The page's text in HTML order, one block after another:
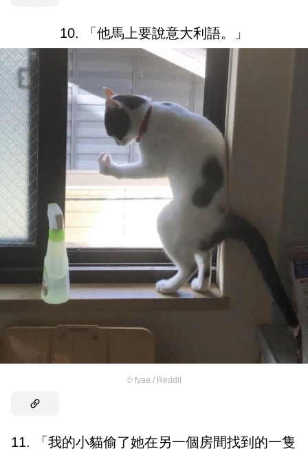
10. 「他馬上要說意大利語。」
© fyae / Reddit
11. 「我的小貓偷了她在另一個房間找到的一隻